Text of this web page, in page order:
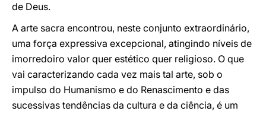
de Deus.
A arte sacra encontrou, neste conjunto extraordinário,
uma força expressiva excepcional, atingindo níveis de
imorredoiro valor quer estético quer religioso. O que
vai caracterizando cada vez mais tal arte, sob o
impulso do Humanismo e do Renascimento e das
sucessivas tendências da cultura e da ciência, é um